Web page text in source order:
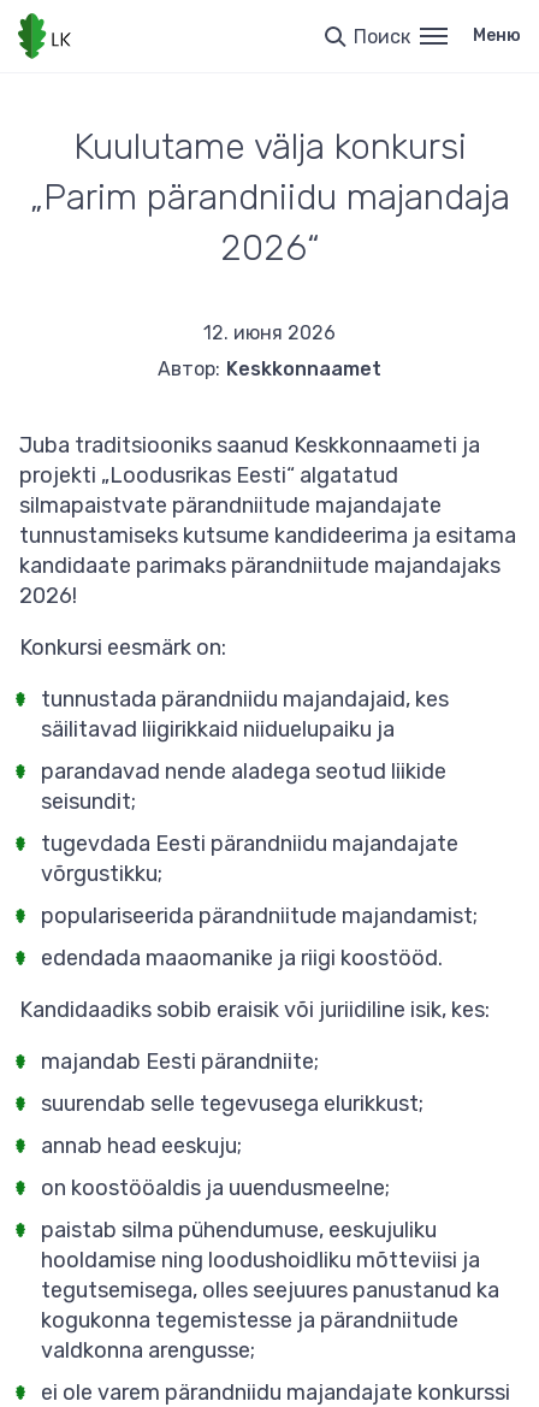
Перейти
основному
Поиск Меню
Kuulutame välja konkursi
„Parim pärandniidu majandaja
2026“
12. июня 2026
Автор: Keskkonnaamet
Juba traditsiooniks saanud Keskkonnaameti ja
projekti „Loodusrikas Eesti“ algatatud
silmapaistvate pärandniitude majandajate
tunnustamiseks kutsume kandideerima ja esitama
kandidaate parimaks pärandniitude majandajaks
2026!
Konkursi eesmärk on:
tunnustada pärandniidu majandajaid, kes
säilitavad liigirikkaid niiduelupaiku ja
parandavad nende aladega seotud liikide
seisundit;
tugevdada Eesti pärandniidu majandajate
võrgustikku;
populariseerida pärandniitude majandamist;
edendada maaomanike ja riigi koostööd.
Kandidaadiks sobib eraisik või juriidiline isik, kes:
majandab Eesti pärandniite;
suurendab selle tegevusega elurikkust;
annab head eeskuju;
on koostööaldis ja uuendusmeelne;
paistab silma pühendumuse, eeskujuliku
hooldamise ning loodushoidliku mõtteviisi ja
tegutsemisega, olles seejuures panustanud ka
kogukonna tegemistesse ja pärandniitude
valdkonna arengusse;
ei ole varem pärandniidu majandajate konkurssi